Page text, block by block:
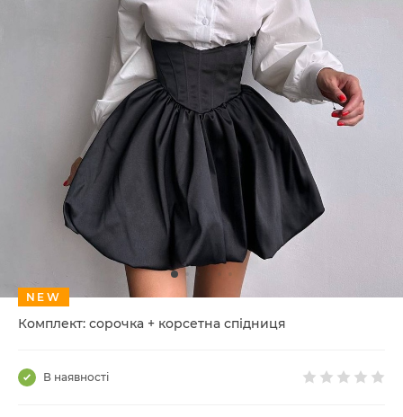
NEW
Комплект: сорочка + корсетна спідниця
В наявності